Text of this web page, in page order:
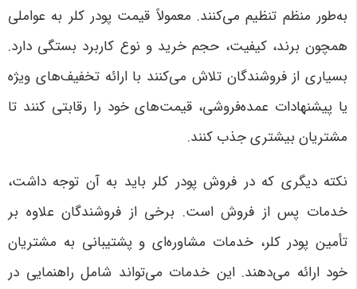
به‌طور منظم تنظیم می‌کنند. معمولاً قیمت پودر کلر به عواملی
همچون برند، کیفیت، حجم خرید و نوع کاربرد بستگی دارد.
بسیاری از فروشندگان تلاش می‌کنند با ارائه تخفیف‌های ویژه
یا پیشنهادات عمده‌فروشی، قیمت‌های خود را رقابتی کنند تا
مشتریان بیشتری جذب کنند.
نکته دیگری که در فروش پودر کلر باید به آن توجه داشت،
خدمات پس از فروش است. برخی از فروشندگان علاوه بر
تأمین پودر کلر، خدمات مشاوره‌ای و پشتیبانی به مشتریان
خود ارائه می‌دهند. این خدمات می‌تواند شامل راهنمایی در